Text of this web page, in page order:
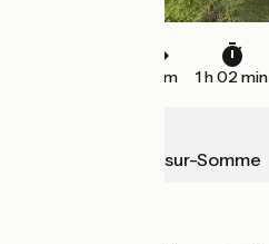
16 km 1 h 02 min
Saint-Valery-sur-Somme